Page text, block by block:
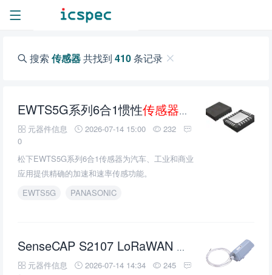
搜索 传感器共找到 410条记录
EWTS5G系列6合1惯性传感器的介绍、特性、
元器件信息 2026-07-14 15:00
232
0
松下EWTS5G系列6合1传感器为汽车、工业和商业
应用提供精确的加速和速率传感功能。
EWTS5G
PANASONIC
SenseCAP S2107 LoRaWAN 温度 传感器的介
元器件信息 2026-07-14 14:34
245